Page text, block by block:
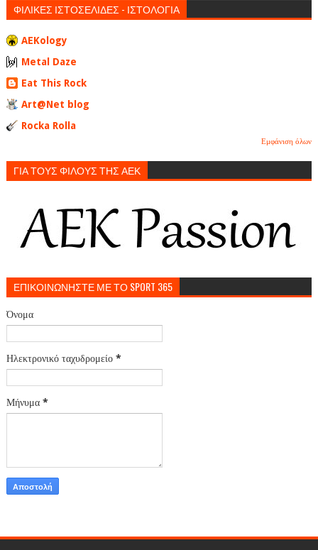
ΦΙΛΙΚΕΣ ΙΣΤΟΣΕΛΙΔΕΣ - ΙΣΤΟΛΟΓΙΑ
AEKology
Metal Daze
Eat This Rock
Art@Net blog
Rocka Rolla
Εμφάνιση όλων
ΓΙΑ ΤΟΥΣ ΦΙΛΟΥΣ ΤΗΣ ΑΕΚ
ΕΠΙΚΟΙΝΩΝΗΣΤΕ ΜΕ ΤΟ SPORT 365
Όνομα
Ηλεκτρονικό ταχυδρομείο *
Μήνυμα *